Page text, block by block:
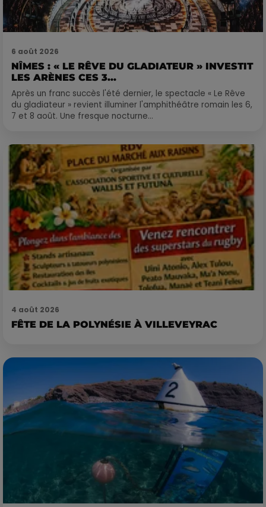
6 août 2026
NÎMES : « LE RÊVE DU GLADIATEUR » INVESTIT
LES ARÈNES CES 3...
Après un franc succès l'été dernier, le spectacle « Le Rêve
du gladiateur » revient illuminer l'amphithéâtre romain les 6,
7 et 8 août. Une fresque nocturne...
4 août 2026
FÊTE DE LA POLYNÉSIE À VILLEVEYRAC